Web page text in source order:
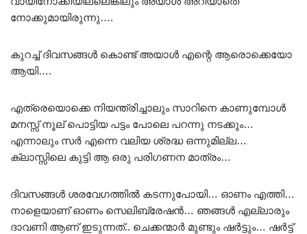
നോക്കുമായിരുന്നു….
കുറച്ച് ദിവസങ്ങൾ കൊണ്ട് അയാൾ എന്റെ ആരൊക്കെയോ
ആയി….
എത്രെയൊക്കെ നിയന്ത്രിച്ചാലും സാറിനെ കാണുമ്പോൾ
മനസ്സ് നൂല് പൊട്ടിയ പട്ടം പോലെ പറന്നു നടക്കും…
എന്നാലും സർ എന്നെ വലിയ ശ്രദ്ധ ഒന്നുമില്ല…
ക്ലാസ്സിലെ കുട്ടി ആ ഒരു പരിഗണന മാത്രം…
ദിവസങ്ങൾ ശരവേഗത്തിൽ കടന്നുപോയി… ഓണം എത്തി…
നാളെയാണ് ഓണം സെലിബ്രേഷൻ… ഞങ്ങൾ എല്ലാരും
ദാവണി ആണ് ഇടുന്നത്.. ചെക്കന്മാർ മുണ്ടും ഷർട്ടും… ഷർട്ട്‌